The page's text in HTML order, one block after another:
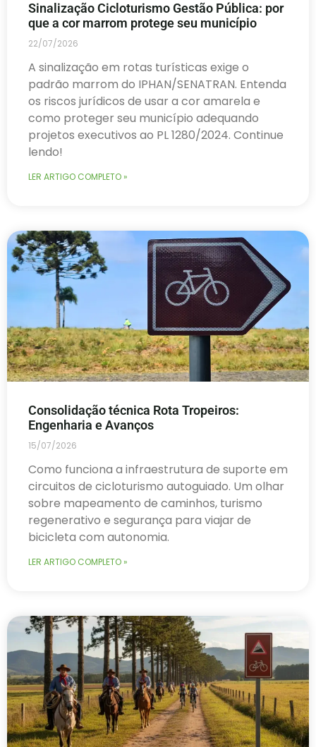
Sinalização Cicloturismo Gestão Pública: por
que a cor marrom protege seu município
22/07/2026
A sinalização em rotas turísticas exige o
padrão marrom do IPHAN/SENATRAN. Entenda
os riscos jurídicos de usar a cor amarela e
como proteger seu município adequando
projetos executivos ao PL 1280/2024. Continue
lendo!
LER ARTIGO COMPLETO »
Consolidação técnica Rota Tropeiros:
Engenharia e Avanços
15/07/2026
Como funciona a infraestrutura de suporte em
circuitos de cicloturismo autoguiado. Um olhar
sobre mapeamento de caminhos, turismo
regenerativo e segurança para viajar de
bicicleta com autonomia.
LER ARTIGO COMPLETO »